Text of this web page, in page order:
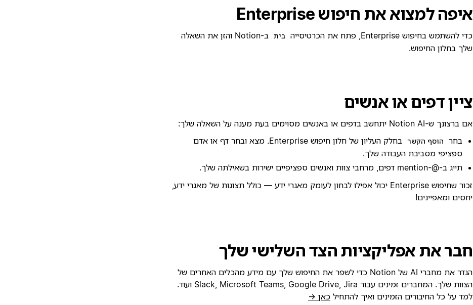
איפה למצוא את חיפוש Enterprise
כדי להשתמש בחיפוש Enterprise, פתח את הכרטיסייה בית
ב-Notion והזן את השאלה
שלך בחלון החיפוש.
ציין דפים או אנשים
אם ברצונך ש-Notion AI יתחשב בדפים או באנשים מסוימים בעת מענה על השאלה שלך:
בחר
הוסף הקשר
בחלק העליון של חלון חיפוש Enterprise. מצא ובחר דף או אדם
ספציפי מסביבת העבודה שלך.
תייג ב-@-mention דפים, מרחבי צוות ואנשים ספציפיים ישירות בשאילתה שלך.
זכור שחיפוש Enterprise יכול אפילו לבחון לעומק מאגרי ידע — כולל תצוגות של מאגרי ידע,
יחסים ומאפיינים!
חבר את אפליקציות הצד השלישי שלך
הגדר את מחברי AI של Notion כדי לשפר את החיפוש שלך עם מידע מהכלים האחרים של
הצוות שלך. המחברים זמינים עבור Slack, Microsoft Teams, Google Drive, Jira ועוד.
למד על כל החיבורים הזמינים ואיך להתחיל כאן →